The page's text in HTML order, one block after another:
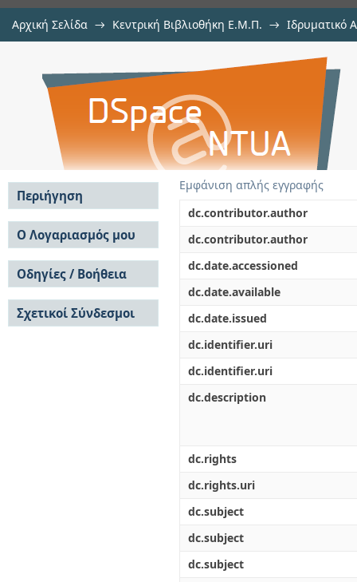
Αρχική Σελίδα → Κεντρική Βιβλιοθήκη Ε.Μ.Π. → Ιδρυματικό
Τεχνοοικονομική Ανάλυση
Χωροθέτηση ενός Υπεράκτιου
Εμφάνιση απλής εγγραφής
dc.contributor.author
dc.contributor.author
dc.date.accessioned
dc.date.available
dc.date.issued
dc.identifier.uri
dc.identifier.uri
dc.description
dc.rights
dc.rights.uri
dc.subject
dc.subject
dc.subject
Περιήγηση
Σε όλο το DSpace
Κοινότητες & Συλλογές
Ανά Ημερομηνία
Έκδοσης
Συγγραφείς
Τίτλοι
Θέματα
Ο Λογαριασμός μου
Σύνδεση
Εγγραφή
Οδηγίες / Βοήθεια
Οδηγίες Υποβολής
Οδηγίες Χρήσης ΙΑ
Συχνές Ερωτήσεις
Σχετικοί Σύνδεσμοι